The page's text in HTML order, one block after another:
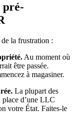
pré-
la frustration :
Au moment où
être passée.
à magasiner.
La plupart des
d’une LLC
votre État. Faites-le